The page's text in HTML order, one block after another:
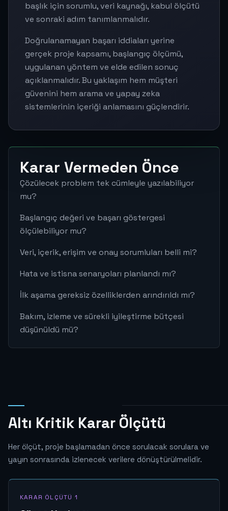
başlık için sorumlu, veri kaynağı, kabul ölçütü
ve sonraki adım tanımlanmalıdır.
Doğrulanamayan başarı iddiaları yerine
gerçek proje kapsamı, başlangıç ölçümü,
uygulanan yöntem ve elde edilen sonuç
açıklanmalıdır. Bu yaklaşım hem müşteri
güvenini hem arama ve yapay zeka
sistemlerinin içeriği anlamasını güçlendirir.
Karar Vermeden Önce
Çözülecek problem tek cümleyle yazılabiliyor
mu?
Başlangıç değeri ve başarı göstergesi
ölçülebiliyor mu?
Veri, içerik, erişim ve onay sorumluları belli mi?
Hata ve istisna senaryoları planlandı mı?
İlk aşama gereksiz özelliklerden arındırıldı mı?
Bakım, izleme ve sürekli iyileştirme bütçesi
düşünüldü mü?
Altı Kritik Karar Ölçütü
Her ölçüt, proje başlamadan önce sorulacak sorulara ve
yayın sonrasında izlenecek verilere dönüştürülmelidir.
KARAR ÖLÇÜTÜ 1